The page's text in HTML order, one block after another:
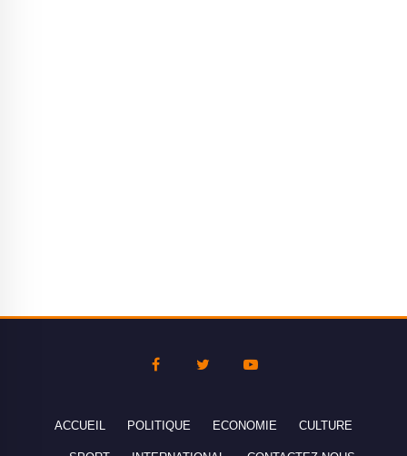
ACCUEIL POLITIQUE ECONOMIE CULTURE